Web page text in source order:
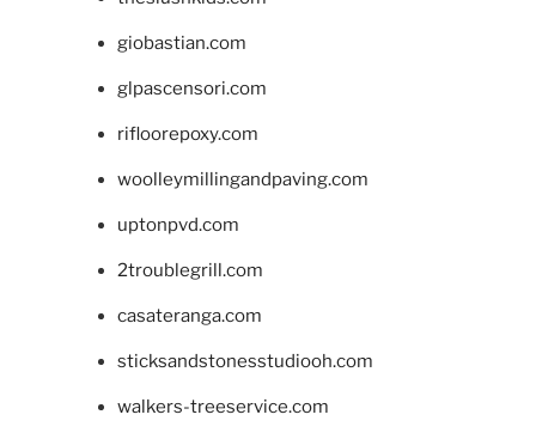
giobastian.com
glpascensori.com
rifloorepoxy.com
woolleymillingandpaving.com
uptonpvd.com
2troublegrill.com
casateranga.com
sticksandstonesstudiooh.com
walkers-treeservice.com